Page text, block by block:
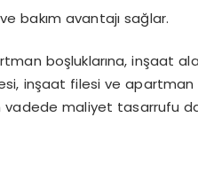
bakım avantajı sağlar.
boşluklarına, inşaat
inşaat filesi ve
vadede maliyet tasarrufu